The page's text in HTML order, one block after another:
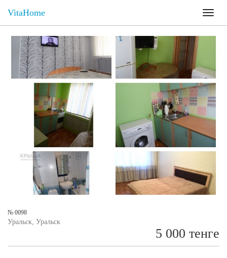
Toggle
VitaHome
№ 0098
Уральск, Уральск
5 000 тенге